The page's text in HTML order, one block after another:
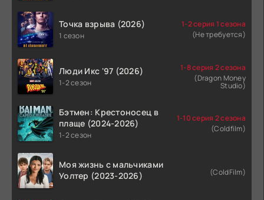
Точка взрыва (2026)
1 сезон
1-2 серия 1 сезона
(Не требуется)
Люди Икс '97 (2026)
1-2 сезон
1-8 серия 2 сезона
(Dragon Money
Studio)
Бэтмен: Крестоносец в
плаще (2024-2026)
1-2 сезон
1-10 серия 2 сезона
(Coldfilm)
Моя жизнь с мальчиками
Уолтер (2023-2026)
(ColdFilm)